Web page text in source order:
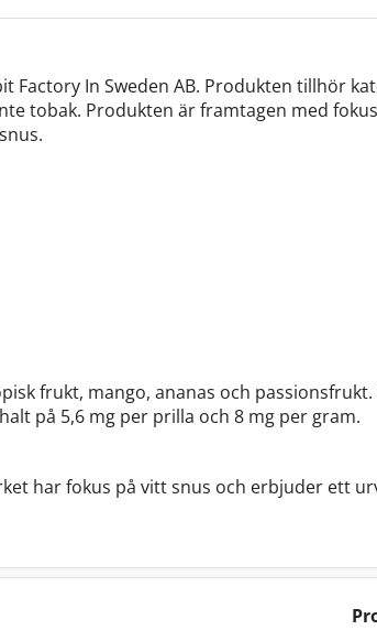
Factory In Sweden AB. Produkten tillhör
tobak. Produkten är framtagen med
frukt, mango, ananas och
på 5,6 mg per prilla och 8 mg per gram.
har fokus på vitt snus och erbjuder ett